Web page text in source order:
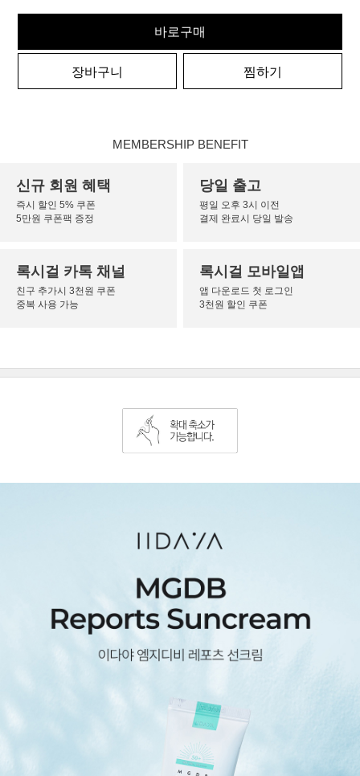
바로구매
장바구니 찜하기
MEMBERSHIP BENEFIT
신규 회원 혜택
즉시 할인 5% 쿠폰
5만원 쿠폰팩 증정
당일 출고
평일 오후 3시 이전
결제 완료시 당일 발송
록시걸 카톡 채널
친구 추가시 3천원 쿠폰
중복 사용 가능
록시걸 모바일앱
앱 다운로드 첫 로그인
3천원 할인 쿠폰